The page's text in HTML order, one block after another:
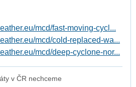
mcd/fast-moving-cycl...
mcd/cold-replaced-wa...
mcd/deep-cyclone-nor...
v ČR nechceme